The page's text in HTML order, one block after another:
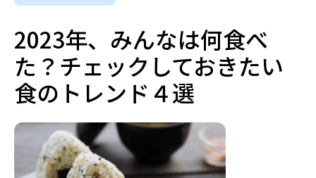
2023年、みんなは何食べ
た？チェックしておきたい
食のトレンド４選